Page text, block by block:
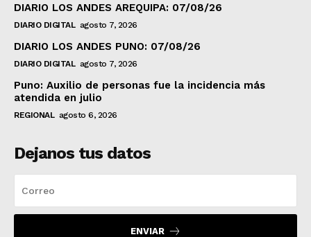
DIARIO LOS ANDES AREQUIPA: 07/08/26
DIARIO DIGITAL agosto 7, 2026
DIARIO LOS ANDES PUNO: 07/08/26
DIARIO DIGITAL agosto 7, 2026
Puno: Auxilio de personas fue la incidencia más
atendida en julio
REGIONAL agosto 6, 2026
Dejanos tus datos
ENVIAR